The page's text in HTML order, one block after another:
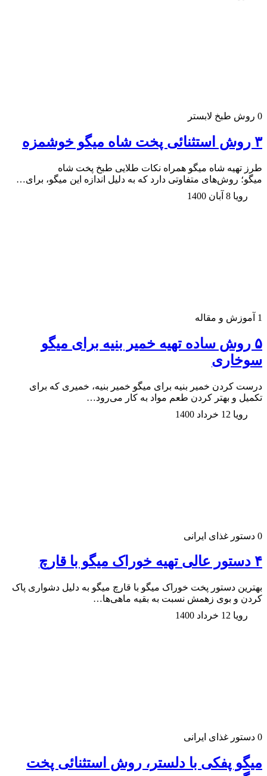
0 روش طبخ لابستر
۳ روش استثنائی پخت شاه میگو خوشمزه
طرز تهیه شاه میگو همراه نکات طلایی طبخ پخت شاه
میگو؛ روش‌های متفاوتی دارد که به دلیل اندازه این میگو، برای…
رویا 8 آبان 1400
1 آموزش و مقاله
۵ روش ساده تهیه خمیر بنیه برای میگو
سوخاری
درست کردن خمیر بنیه برای میگو خمیر بنیه، خمیری که برای
تکمیل و بهتر کردن طعم مواد به کار می‌رود…
رویا 12 خرداد 1400
0 دستور غذای ایرانی
۴ دستور عالی تهیه خوراک میگو با قارچ
بهترین دستور پخت خوراک میگو با قارچ میگو به دلیل دشواری پاک
کردن و بوی زهمش نسبت به بقیه ماهی‌ها…
رویا 12 خرداد 1400
0 دستور غذای ایرانی
میگو پفکی با دلستر، روش استثنائی پخت